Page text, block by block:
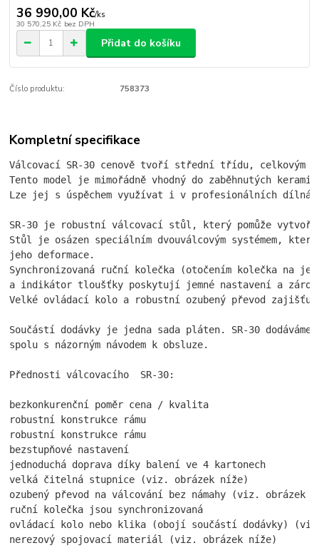
36 990,00 Kč/ks
30 570,25 Kč bez DPH
Přidat do košíku
Číslo produktu: 758373
Kompletní specifikace
Válcovací SR-30 cenově tvoří střední třídu, celkovým
Tento model je mimořádně vhodný do zaběhnutých
Lze jej s úspěchem využívat i v profesionálních
SR-30 je robustní válcovací stůl, který pomůže
Stůl je osázen speciálním dvouválcovým systémem,
jeho deformace.
Synchronizovaná ruční kolečka (otočením kolečka na
a indikátor tloušťky poskytují jemné nastavení a
Velké ovládací kolo a robustní ozubený převod
Součástí dodávky je jedna sada pláten. SR-30
spolu s názorným návodem k obsluze.
Přednosti válcovacího  SR-30:
bezkonkurenční poměr cena / kvalita
robustní konstrukce rámu
robustní konstrukce rámu
bezstupňové nastavení
jednoduchá doprava díky balení ve 4 kartonech
velká čitelná stupnice (viz. obrázek níže)
ozubený převod na válcování bez námahy (viz. obrázek
ruční kolečka jsou synchronizovaná
ovládací kolo nebo klika (obojí součástí dodávky)
nerezový spojovací materiál (viz. obrázek níže)